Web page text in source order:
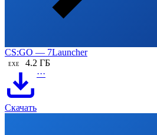
CS:GO — 7Launcher
EXE 4.2 ГБ
Скачать
···